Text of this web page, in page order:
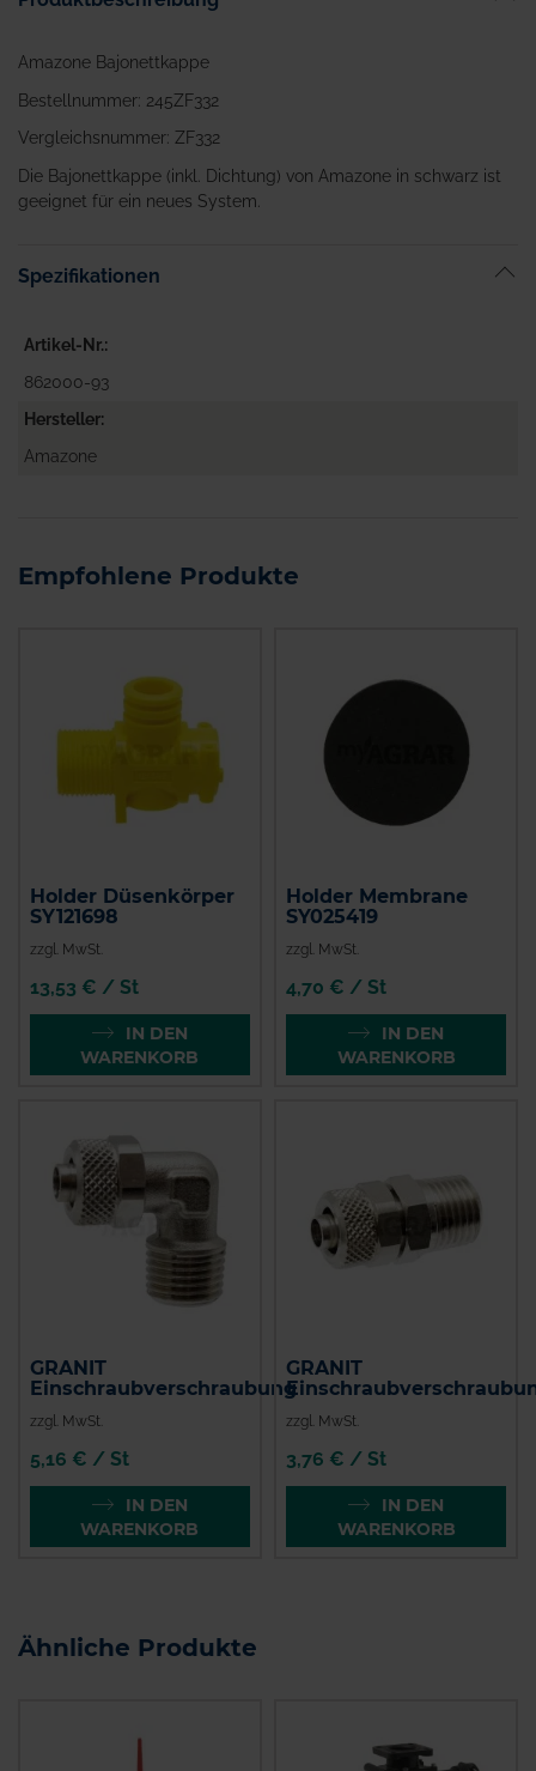
Amazone Bajonettkappe
Bestellnummer: 245ZF332
Vergleichsnummer: ZF332
Die Bajonettkappe (inkl. Dichtung) von Amazone in schwarz ist
geeignet für ein neues System.
Spezifikationen
Artikel-Nr.
862000-93
Hersteller
Amazone
Empfohlene Produkte
Holder Düsenkörper
SY121698
zzgl. MwSt.
13,53 € / St
IN DEN
WARENKORB
Holder Membrane
SY025419
zzgl. MwSt.
4,70 € / St
IN DEN
WARENKORB
GRANIT
Einschraubverschraubung
zzgl. MwSt.
5,16 € / St
IN DEN
WARENKORB
GRANIT
zzgl. MwSt.
3,76 € / St
IN DEN
WARENKORB
Ähnliche Produkte